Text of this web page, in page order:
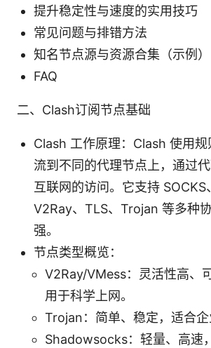
提升稳定性与速度的实用技巧
常见问题与排错方法
知名节点源与资源合集（示例）
FAQ
二、Clash订阅节点基础
Clash 工作原理：Clash 使用
流到不同的代理节点上，通过
互联网的访问。它支持 SOCKS
V2Ray、TLS、Trojan 等多种
强。
节点类型概览：
V2Ray/VMess：灵活性高、
用于科学上网。
Trojan：简单、稳定，适合企
Shadowsocks：轻量、高速